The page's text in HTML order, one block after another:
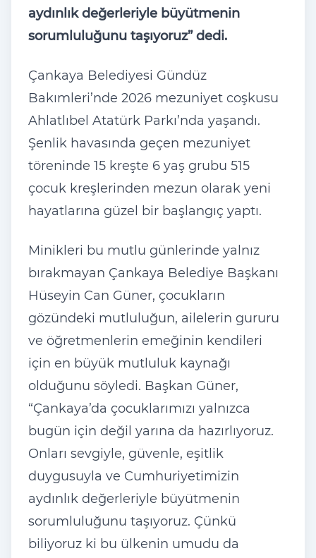
aydınlık değerleriyle büyütmenin
sorumluluğunu taşıyoruz” dedi.
Çankaya Belediyesi Gündüz
Bakımleri’nde 2026 mezuniyet coşkusu
Ahlatlıbel Atatürk Parkı’nda yaşandı.
Şenlik havasında geçen mezuniyet
töreninde 15 kreşte 6 yaş grubu 515
çocuk kreşlerinden mezun olarak yeni
hayatlarına güzel bir başlangıç yaptı.
Minikleri bu mutlu günlerinde yalnız
bırakmayan Çankaya Belediye Başkanı
Hüseyin Can Güner, çocukların
gözündeki mutluluğun, ailelerin gururu
ve öğretmenlerin emeğinin kendileri
için en büyük mutluluk kaynağı
olduğunu söyledi. Başkan Güner,
“Çankaya’da çocuklarımızı yalnızca
bugün için değil yarına da hazırlıyoruz.
Onları sevgiyle, güvenle, eşitlik
duygusuyla ve Cumhuriyetimizin
aydınlık değerleriyle büyütmenin
sorumluluğunu taşıyoruz. Çünkü
biliyoruz ki bu ülkenin umudu da